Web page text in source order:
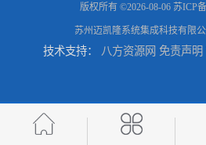
版权所有 ©2026-08-06 苏ICP
苏州迈凯隆系统集成科技有限
技术支持： 八方资源网 免责声明